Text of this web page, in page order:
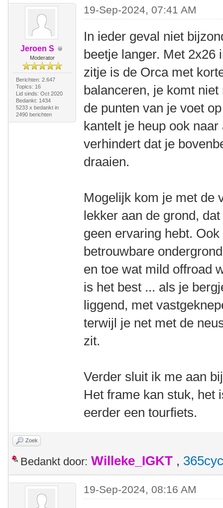
Jeroen S
Moderator
Berichten: 2.647
Topics: 16
Lid sinds: Oct 2020
Bedankt: 1434
5233 x bedankt in
2490 berichten
19-Sep-2024, 07:41 AM
In ieder geval niet
beetje langer. Met 2x26
zitje is de Orca met
balanceren, je komt
de punten van je voet
kantelt je heup ook
verhindert dat je
draaien.
Mogelijk kom je met de
lekker aan de grond,
geen ervaring hebt.
betrouwbare
en toe wat mild offroad
is het best ... als je
liggend, met
terwijl je net met de
zit.
Verder sluit ik me aan
Het frame kan stuk, het
eerder een tourfiets.
Zoek
Bedankt door: Willeke_IGKT ,
19-Sep-2024, 08:16 AM